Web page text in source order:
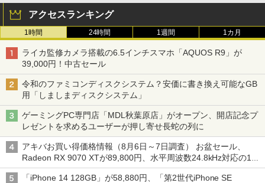
アクセスランキング
1時間 24時間 1週間 1カ月
ライカ監修カメラ搭載の6.5インチスマホ「AQUOS R9」が
39,000円！中古セール
令和のファミコンディスクシステム？安価に書き換え可能なGB
用「しましまディスクシステム」
ゲーミングPC専門店「MDL秋葉原店」がオープン、開店記念プ
レゼントを求めるユーザーが押し寄せ長蛇の列に
アキバお買い得価格情報（8月6日～7日調査） お盆セール、
Radeon RX 9070 XTが89,800円、水平周波数24.8kHz対応の17
型モニターが9,801円、暑さ指数連動セール ほか
「iPhone 14 128GB」が58,880円、「第2世代iPhone SE